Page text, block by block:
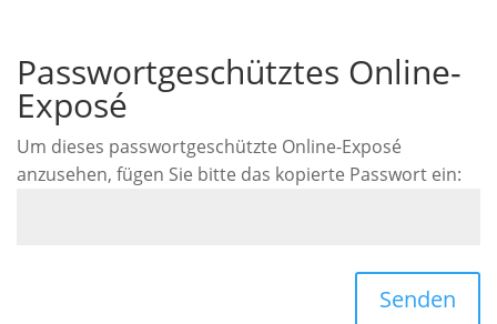
Passwortgeschütztes Online-
Exposé
Um dieses passwortgeschützte Online-Exposé
anzusehen, fügen Sie bitte das kopierte Passwort ein:
Senden